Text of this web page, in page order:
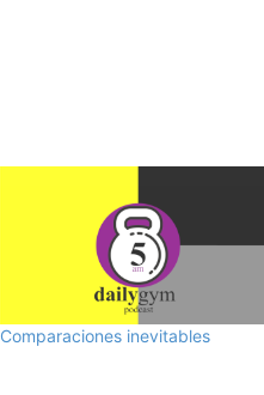
Comparaciones inevitables